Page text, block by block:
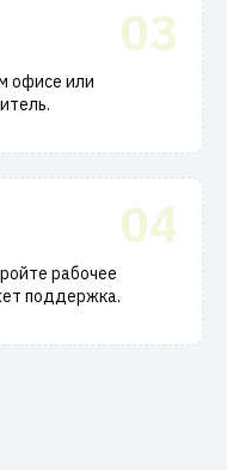
03
офисе или
04
рабочее
поддержка.